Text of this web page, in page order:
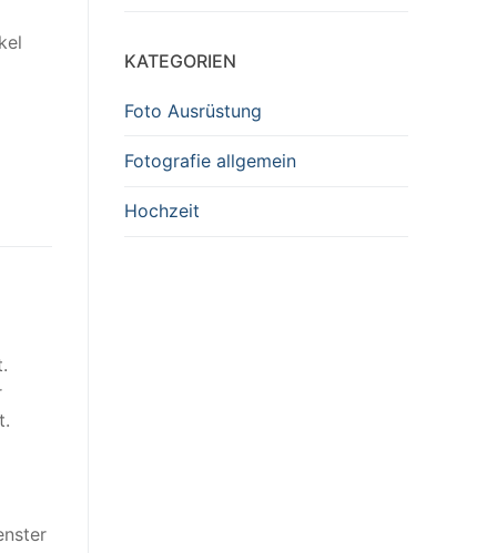
KATEGORIEN
Foto Ausrüstung
Fotografie allgemein
Hochzeit